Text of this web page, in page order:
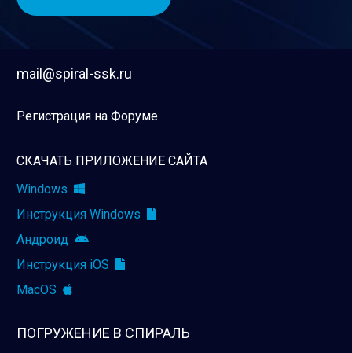
mail@spiral-ssk.ru
Регистрация на Форуме
СКАЧАТЬ ПРИЛОЖЕНИЕ САЙТА
Windows
Инструкция Windows
Андроид
Инструкция iOS
MacOS
ПОГРУЖЕНИЕ В СПИРАЛЬ